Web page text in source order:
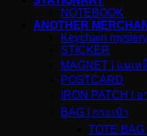
NOTEBOOK
ANOTHER
Keychain mystery
STICKER
MAGNET | แม่เห
POSTCARD
IRON PATCH |
BAG | กระเป๋า
TOTE BAG